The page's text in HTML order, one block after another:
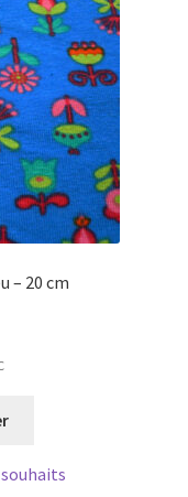
– 20 cm
€.